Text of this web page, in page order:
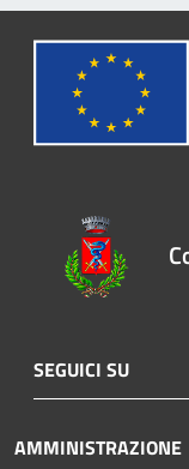
SEGUICI SU
AMMINISTRAZIONE